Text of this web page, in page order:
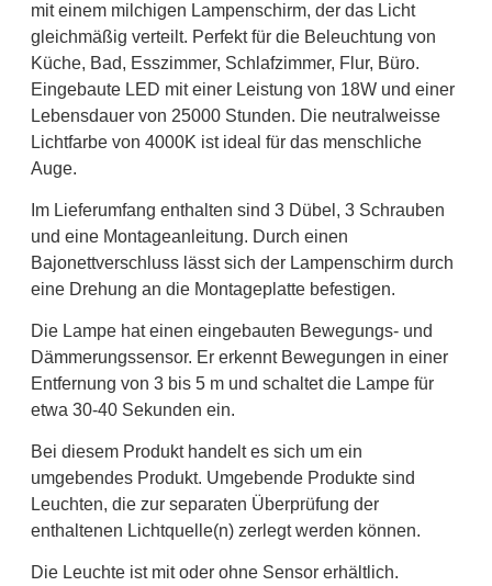
mit einem milchigen Lampenschirm, der das Licht
gleichmäßig verteilt. Perfekt für die Beleuchtung von
Küche, Bad, Esszimmer, Schlafzimmer, Flur, Büro.
Eingebaute LED mit einer Leistung von 18W und einer
Lebensdauer von 25000 Stunden. Die neutralweisse
Lichtfarbe von 4000K ist ideal für das menschliche
Auge.
Im Lieferumfang enthalten sind 3 Dübel, 3 Schrauben
und eine Montageanleitung. Durch einen
Bajonettverschluss lässt sich der Lampenschirm durch
eine Drehung an die Montageplatte befestigen.
Die Lampe hat einen eingebauten Bewegungs- und
Dämmerungssensor. Er erkennt Bewegungen in einer
Entfernung von 3 bis 5 m und schaltet die Lampe für
etwa 30-40 Sekunden ein.
Bei diesem Produkt handelt es sich um ein
umgebendes Produkt. Umgebende Produkte sind
Leuchten, die zur separaten Überprüfung der
enthaltenen Lichtquelle(n) zerlegt werden können.
Die Leuchte ist mit oder ohne Sensor erhältlich.